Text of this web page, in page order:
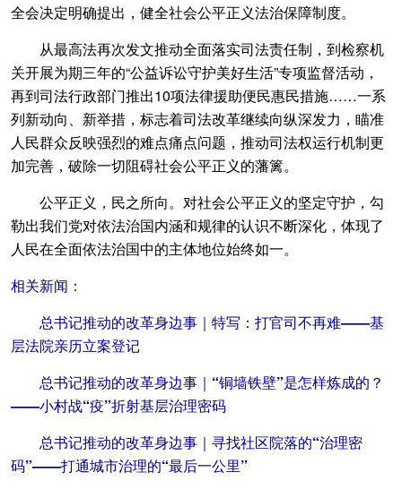
全会决定明确提出，健全社会公平正义法治保障制度。
从最高法再次发文推动全面落实司法责任制，到检察机
关开展为期三年的“公益诉讼守护美好生活”专项监督活动，
再到司法行政部门推出10项法律援助便民惠民措施……一系
列新动向、新举措，标志着司法改革继续向纵深发力，瞄准
人民群众反映强烈的难点痛点问题，推动司法权运行机制更
加完善，破除一切阻碍社会公平正义的藩篱。
公平正义，民之所向。对社会公平正义的坚定守护，勾
勒出我们党对依法治国内涵和规律的认识不断深化，体现了
人民在全面依法治国中的主体地位始终如一。
相关新闻：
总书记推动的改革身边事｜特写：打官司不再难——基
层法院亲历立案登记
总书记推动的改革身边事｜“铜墙铁壁”是怎样炼成的？
——小村战“疫”折射基层治理密码
总书记推动的改革身边事｜寻找社区院落的“治理密
码”——打通城市治理的“最后一公里”